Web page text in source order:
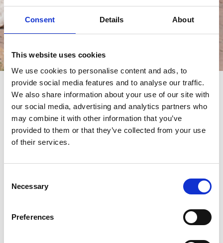
Consent Details About
This website uses cookies
We use cookies to personalise content and ads, to
provide social media features and to analyse our traffic.
We also share information about your use of our site with
our social media, advertising and analytics partners who
may combine it with other information that you’ve
provided to them or that they’ve collected from your use
of their services.
Selection
Necessary
Preferences
Events
events